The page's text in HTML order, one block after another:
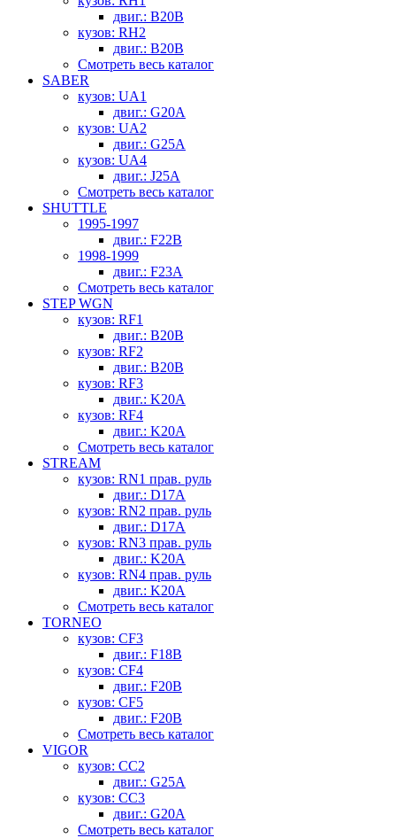
двиг.: B20B
кузов: RH2
двиг.: B20B
Смотреть весь каталог
SABER
кузов: UA1
двиг.: G20A
кузов: UA2
двиг.: G25A
кузов: UA4
двиг.: J25A
Смотреть весь каталог
SHUTTLE
1995-1997
двиг.: F22B
1998-1999
двиг.: F23A
Смотреть весь каталог
STEP WGN
кузов: RF1
двиг.: B20B
кузов: RF2
двиг.: B20B
кузов: RF3
двиг.: K20A
кузов: RF4
двиг.: K20A
Смотреть весь каталог
STREAM
кузов: RN1 прав. руль
двиг.: D17A
кузов: RN2 прав. руль
двиг.: D17A
кузов: RN3 прав. руль
двиг.: K20A
кузов: RN4 прав. руль
двиг.: K20A
Смотреть весь каталог
TORNEO
кузов: CF3
двиг.: F18B
кузов: CF4
двиг.: F20B
кузов: CF5
двиг.: F20B
Смотреть весь каталог
VIGOR
кузов: CC2
двиг.: G25A
кузов: CC3
двиг.: G20A
Смотреть весь каталог